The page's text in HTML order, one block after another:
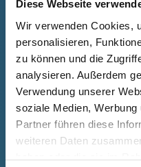
Diese Webseite
Wir verwenden Cookies,
personalisieren,
zu können und die
analysieren. Außerdem
Verwendung unserer
soziale Medien,
Partner führen diese
weiteren Daten
haben oder die sie im
ZUM